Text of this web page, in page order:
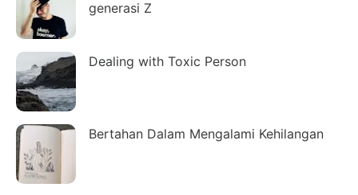
generasi Z
Dealing with Toxic Person
Bertahan Dalam Mengalami Kehilangan